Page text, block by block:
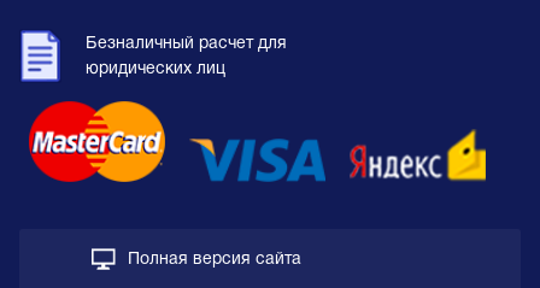
Безналичный расчет для
юридических лиц
Полная версия сайта